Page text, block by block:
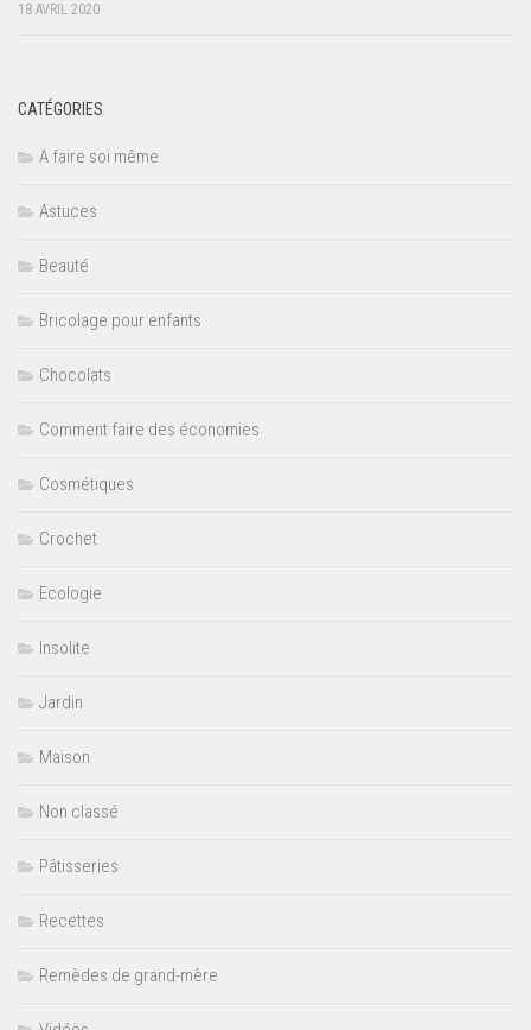
18 AVRIL 2020
CATÉGORIES
A faire soi même
Astuces
Beauté
Bricolage pour enfants
Chocolats
Comment faire des économies
Cosmétiques
Crochet
Ecologie
Insolite
Jardin
Maison
Non classé
Pâtisseries
Recettes
Remèdes de grand-mère